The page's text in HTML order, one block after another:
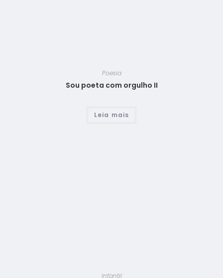
Poesia
Sou poeta com orgulho II
Leia mais
Infantil